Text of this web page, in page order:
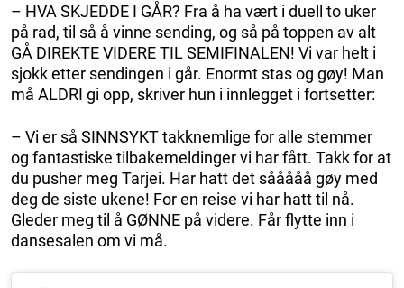
– HVA SKJEDDE I GÅR? Fra å ha vært i duell to uker
på rad, til så å vinne sending, og så på toppen av alt
GÅ DIREKTE VIDERE TIL SEMIFINALEN! Vi var helt i
sjokk etter sendingen i går. Enormt stas og gøy! Man
må ALDRI gi opp, skriver hun i innlegget i fortsetter:
– Vi er så SINNSYKT takknemlige for alle stemmer
og fantastiske tilbakemeldinger vi har fått. Takk for at
du pusher meg Tarjei. Har hatt det sååååå gøy med
deg de siste ukene! For en reise vi har hatt til nå.
Gleder meg til å GØNNE på videre. Får flytte inn i
dansesalen om vi må.